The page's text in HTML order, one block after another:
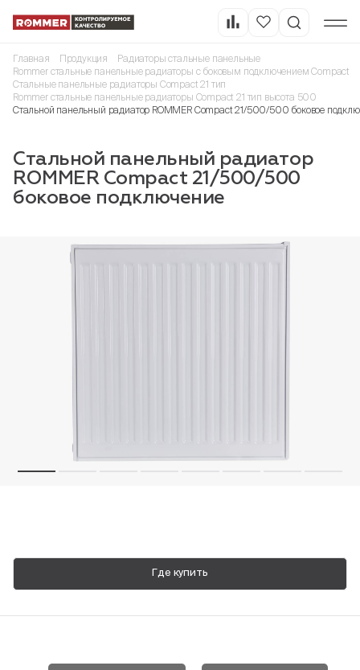
Главная Продукция
Радиаторы стальные панельные
Rommer стальные панельные радиаторы с боковым подключением Compact
Стальные панельные радиаторы Compact 21 тип
Rommer стальные панельные радиаторы Compact 21 тип высота 500
Стальной панельный радиатор ROMMER Compact 21/500/500 боковое
Стальной панельный радиатор
ROMMER Compact 21/500/500
боковое подключение
Где купить